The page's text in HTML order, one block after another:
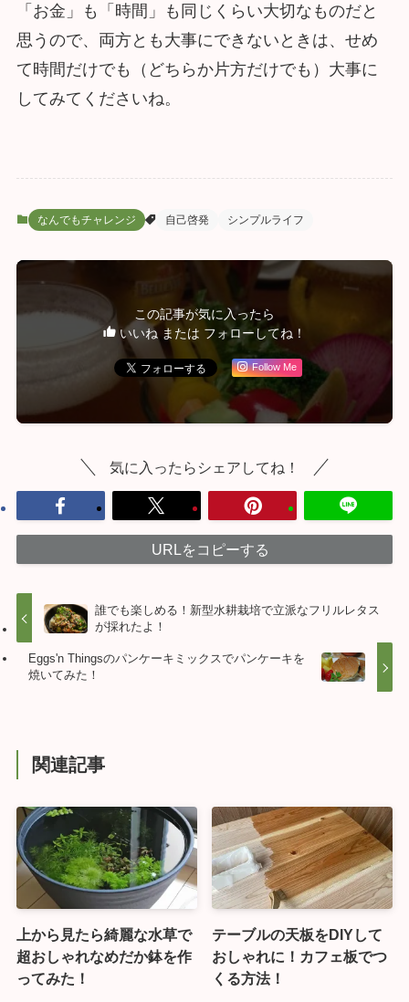
「お金」も「時間」も同じくらい大切なものだと
思うので、両方とも大事にできないときは、せめ
て時間だけでも（どちらか片方だけでも）大事に
してみてくださいね。
なんでもチャレンジ 自己啓発 シンプルライフ
この記事が気に入ったら
いいね または フォローしてね！
Follow Me
気に入ったらシェアしてね！
URLをコピーする
誰でも楽しめる！新型水耕栽培で立派なフリルレタス
が採れたよ！
Eggs'n Thingsのパンケーキミックスでパンケーキを
焼いてみた！
関連記事
上から見たら綺麗な水草で
超おしゃれなめだか鉢を作
ってみた！
テーブルの天板をDIYして
おしゃれに！カフェ板でつ
くる方法！